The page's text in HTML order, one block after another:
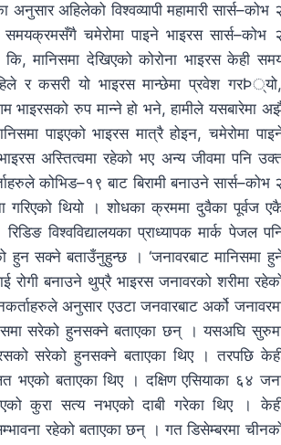
अहिलेको विश्वव्यापी महामारी सार्स–कोभ
चमेरोमा पाइने भाइरस सार्स–कोभ
मानिसमा देखिएको कोरोना भाइरस केही
र कसरी यो भाइरस मान्छेमा प्रवेश
भाइरसको रुप मान्ने हो भने, हामीले यसबारेमा
पाइएको भाइरस मात्रै होइन, चमेरोमा
अस्तित्वमा रहेको भए अन्य जीवमा पनि
कोभिड–१९ बाट बिरामी बनाउने सार्स–कोभ
थियो । शोधका क्रममा दुवैका पूर्वज
विश्वविद्यालयका प्राध्यापक मार्क पेजल
सक्ने बताउँनुहुन्छ । ‘जनावरबाट मानिसमा
बनाउने थुप्रै भाइरस जनावरको शरीमा
अनुसार एउटा जनवारबाट अर्को
सरेको हुनसक्ने बताएका छन् । यसअघि
सरेको हुनसक्ने बताएका थिए । तरपछि
भएको बताएका थिए । दक्षिण एसियाका ६४
कुरा सत्य नभएको दाबी गरेका थिए ।
रहेको बताएका छन् । गत डिसेम्बरमा